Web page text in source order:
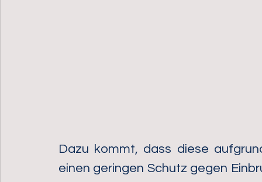
Dazu kommt, dass diese
einen geringen Schutz gegen